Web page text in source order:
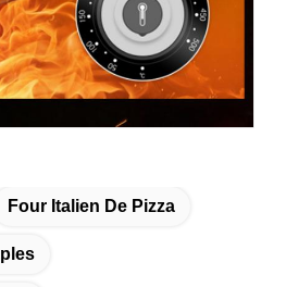
Four Italien De Pizza